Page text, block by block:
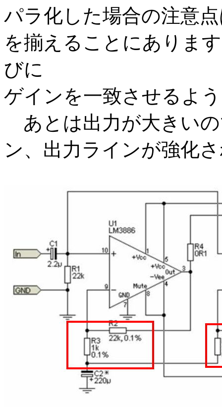
パラ化した場合の注意
を揃えることにありま
びに
ゲインを一致させるよ
あとは出力が大きい
ン、出力ラインが強化